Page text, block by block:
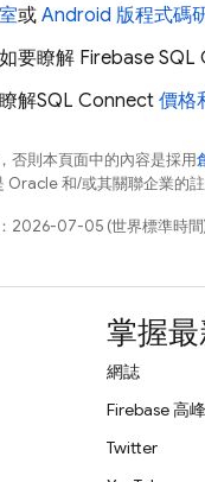
室或 Android 版程式碼
如要瞭解 Firebase SQL
瞭解SQL Connect 價格
否則本頁面中的內容是採用
Oracle 和/或其關聯企業的註
2026-07-05 (世界標準時間)
掌握
網誌
Firebase 高
Twitter